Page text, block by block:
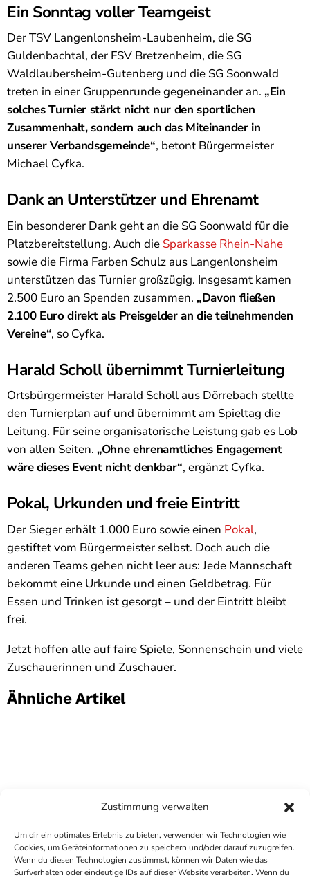
Zustimmung verwalten
Um dir ein optimales Erlebnis zu bieten, verwenden wir Technologien wie
Cookies, um Geräteinformationen zu speichern und/oder darauf zuzugreifen.
Wenn du diesen Technologien zustimmst, können wir Daten wie das
Surfverhalten oder eindeutige IDs auf dieser Website verarbeiten. Wenn du
Ein Sonntag voller Teamgeist
Der TSV Langenlonsheim-Laubenheim, die SG
Guldenbachtal, der FSV Bretzenheim, die SG
Waldlaubersheim-Gutenberg und die SG Soonwald
treten in einer Gruppenrunde gegeneinander an. „Ein
solches Turnier stärkt nicht nur den sportlichen
Zusammenhalt, sondern auch das Miteinander in
unserer Verbandsgemeinde“, betont Bürgermeister
Michael Cyfka.
Dank an Unterstützer und Ehrenamt
Ein besonderer Dank geht an die SG Soonwald für die
Platzbereitstellung. Auch die Sparkasse Rhein-Nahe
sowie die Firma Farben Schulz aus Langenlonsheim
unterstützen das Turnier großzügig. Insgesamt kamen
2.500 Euro an Spenden zusammen. „Davon fließen
2.100 Euro direkt als Preisgelder an die teilnehmenden
Vereine“, so Cyfka.
Harald Scholl übernimmt Turnierleitung
Ortsbürgermeister Harald Scholl aus Dörrebach stellte
den Turnierplan auf und übernimmt am Spieltag die
Leitung. Für seine organisatorische Leistung gab es Lob
von allen Seiten. „Ohne ehrenamtliches Engagement
wäre dieses Event nicht denkbar“, ergänzt Cyfka.
Pokal, Urkunden und freie Eintritt
Der Sieger erhält 1.000 Euro sowie einen Pokal,
gestiftet vom Bürgermeister selbst. Doch auch die
anderen Teams gehen nicht leer aus: Jede Mannschaft
bekommt eine Urkunde und einen Geldbetrag. Für
Essen und Trinken ist gesorgt – und der Eintritt bleibt
frei.
Jetzt hoffen alle auf faire Spiele, Sonnenschein und viele
Zuschauerinnen und Zuschauer.
Ähnliche Artikel